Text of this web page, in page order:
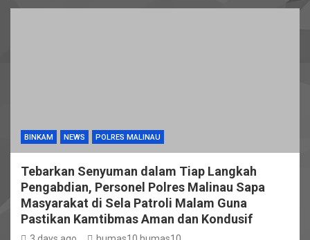
BINKAM NEWS POLRES MALINAU
Tebarkan Senyuman dalam Tiap Langkah
Pengabdian, Personel Polres Malinau Sapa
Masyarakat di Sela Patroli Malam Guna
Pastikan Kamtibmas Aman dan Kondusif